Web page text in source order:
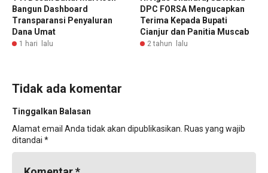
Bangun Dashboard
Transparansi Penyaluran
Dana Umat
1 hari lalu
DPC FORSA Mengucapkan
Terima Kepada Bupati
Cianjur dan Panitia Muscab
2 tahun lalu
Tidak ada komentar
Tinggalkan Balasan
Alamat email Anda tidak akan dipublikasikan. Ruas yang wajib
ditandai *